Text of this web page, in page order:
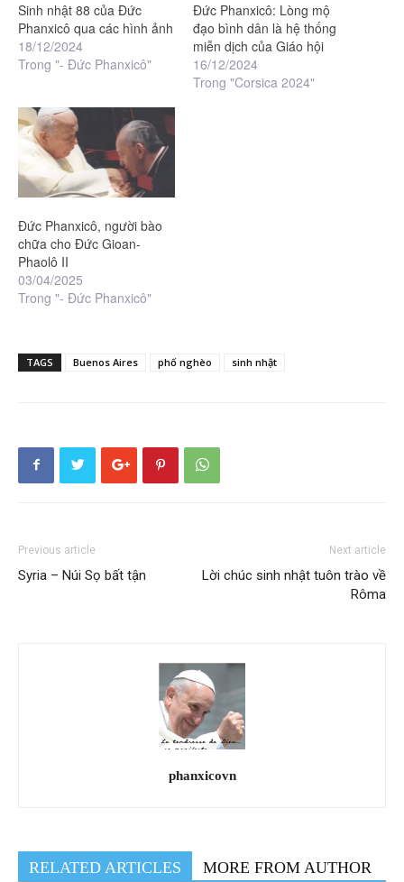
Sinh nhật 88 của Đức
Phanxicô qua các hình ảnh
18/12/2024
Trong "- Đức Phanxicô"
Đức Phanxicô: Lòng mộ
đạo bình dân là hệ thống
miễn dịch của Giáo hội
16/12/2024
Trong "Corsica 2024"
Đức Phanxicô, người bào
chữa cho Đức Gioan-
Phaolô II
03/04/2025
Trong "- Đức Phanxicô"
TAGS Buenos Aires phố nghèo sinh nhật
Previous article
Syria – Núi Sọ bất tận
Next article
Lời chúc sinh nhật tuôn trào về
Rôma
phanxicovn
RELATED ARTICLES MORE FROM AUTHOR